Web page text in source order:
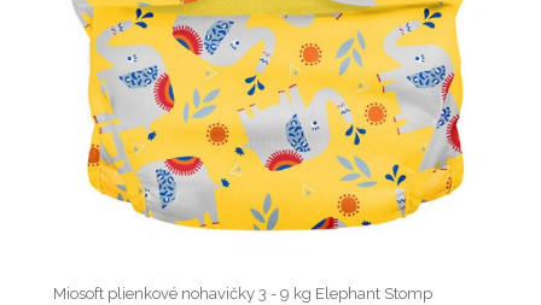
Miosoft plienkové nohavičky 3 - 9 kg Elephant Stomp